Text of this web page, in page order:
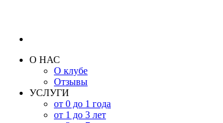
О НАС
О клубе
Отзывы
УСЛУГИ
от 0 до 1 года
от 1 до 3 лет